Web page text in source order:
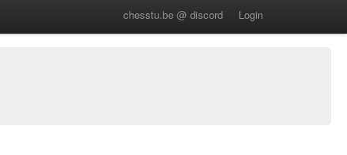
chesstu.be @ discord Login